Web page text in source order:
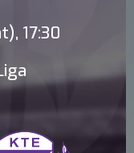
17:30